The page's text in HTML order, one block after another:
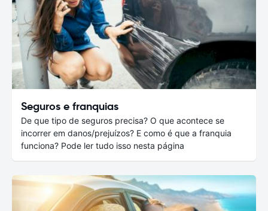
Seguros e franquias
De que tipo de seguros precisa? O que acontece se
incorrer em danos/prejuízos? E como é que a franquia
funciona? Pode ler tudo isso nesta página